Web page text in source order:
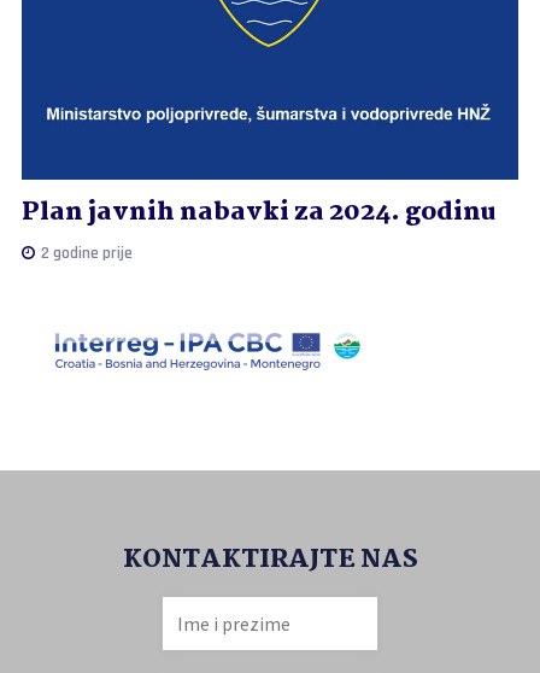
Plan javnih nabavki za 2024. godinu
2 godine prije
KONTAKTIRAJTE NAS